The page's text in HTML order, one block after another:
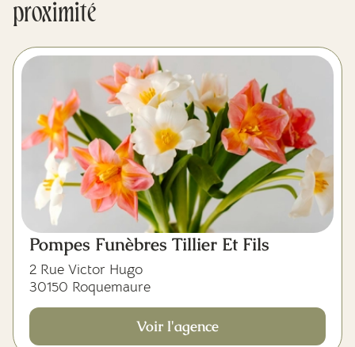
proximité
Pompes Funèbres Tillier Et Fils
2 Rue Victor Hugo
30150 Roquemaure
Voir l'agence